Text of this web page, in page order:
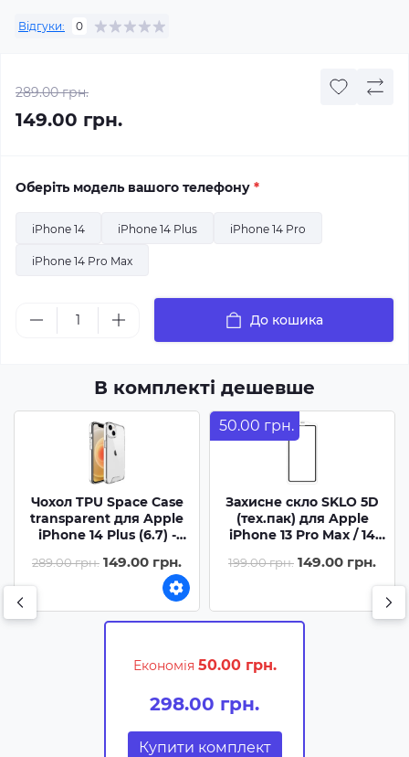
Відгуки: 0
289.00 грн.
149.00 грн.
Оберіть модель вашого телефону *
iPhone 14 iPhone 14 Plus iPhone 14 Pro
iPhone 14 Pro Max
До кошика
В комплекті дешевше
Чохол TPU Space Case
transparent для Apple
iPhone 14 Plus (6.7) -
289.00 грн. 149.00 грн.
50.00 грн.
Захисне скло SKLO 5D
(тех.пак) для Apple
iPhone 13 Pro Max / 14
Біла підкладка
199.00 грн. 149.00 грн.
Економія 50.00 грн.
298.00 грн.
Купити комплект